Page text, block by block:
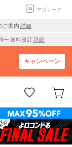
マガシーク
ご案内 詳細
〜 送料改訂詳細
キャンペーン